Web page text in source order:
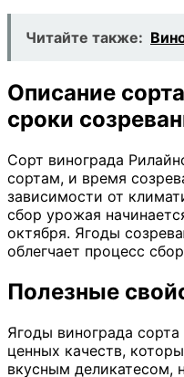
Читайте также:
Описание
сроки
Сорт винограда
сортам, и время
зависимости от
сбор урожая
октября. Ягоды
облегчает процесс
Полезные
Ягоды винограда
ценных качеств,
вкусным деликатесом,